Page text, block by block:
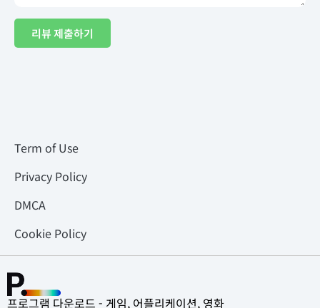
리뷰 제출하기
Term of Use
Privacy Policy
DMCA
Cookie Policy
프로그램 다운로드 - 게임, 어플리케이션, 영화